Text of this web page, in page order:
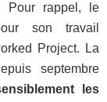
Pour rappel, le
son travail
Project. La
septembre
les